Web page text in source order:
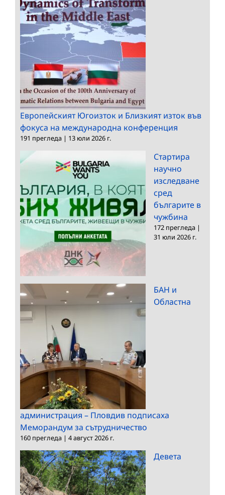
Европейският Югоизток и Близкият изток във
фокуса на международна конференция
191 прегледа | 13 юли 2026 г.
Стартира
научно
изследване
сред
българите в
чужбина
172 прегледа |
31 юли 2026 г.
БАН и
Областна
администрация – Пловдив подписаха
Меморандум за сътрудничество
160 прегледа | 4 август 2026 г.
Девета